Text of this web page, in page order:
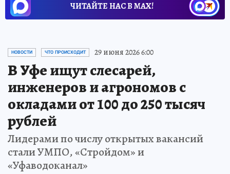
ЧИТАЙТЕ НАС В МАХ!
НОВОСТИ ЧТО ПРОИСХОДИТ 29 июня 2026 6:00
В Уфе ищут слесарей,
инженеров и агрономов с
окладами от 100 до 250 тысяч
рублей
Лидерами по числу открытых вакансий
стали УМПО, «Стройдом» и
«Уфаводоканал»